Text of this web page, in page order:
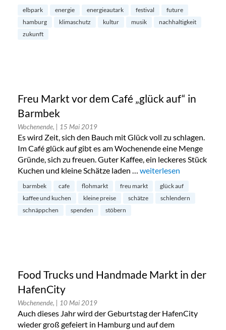
elbpark energie energieautark festival
future
hamburg
klimaschutz kultur musik
nachhaltigkeit
zukunft
Freu Markt vor dem Café „glück auf“ in
Barmbek
Wochenende, | 15 Mai 2019
Es wird Zeit, sich den Bauch mit Glück voll zu schlagen.
Im Café glück auf gibt es am Wochenende eine Menge
Gründe, sich zu freuen. Guter Kaffee, ein leckeres Stück
Kuchen und kleine Schätze laden … „Freu Markt vor dem
weiterlesen
barmbek cafe flohmarkt freu markt
glück auf
kaffee und kuchen
kleine preise schätze
schlendern
schnäppchen
spenden stöbern
Food Trucks und Handmade Markt in der
HafenCity
Wochenende, | 10 Mai 2019
Auch dieses Jahr wird der Geburtstag der HafenCity
wieder groß gefeiert in Hamburg und auf dem